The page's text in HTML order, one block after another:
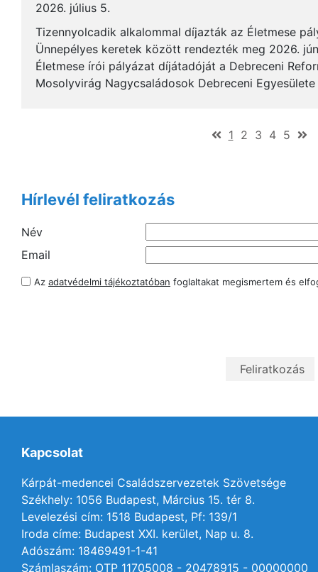
2026. július 5.
Tizennyolcadik alkalommal díjazták az Életmese
Ünnepélyes keretek között rendezték meg 2026.
Életmese írói pályázat díjátadóját a Debreceni
Mosolyvirág Nagycsaládosok Debreceni
1(current)
2 3 4 5
Hírlevél feliratkozás
Név
Email
Az adatvédelmi tájékoztatóban foglaltakat megismertem és
Kapcsolat
Kárpát-medencei Családszervezetek Szövetsége
Székhely: 1056 Budapest, Március 15. tér 8.
Levelezési cím: 1518 Budapest, Pf: 139/1
Iroda címe: Budapest XXI. kerület, Nap u. 8.
Adószám: 18469491-1-41
Számlaszám: OTP 11705008 - 20478915 - 00000000